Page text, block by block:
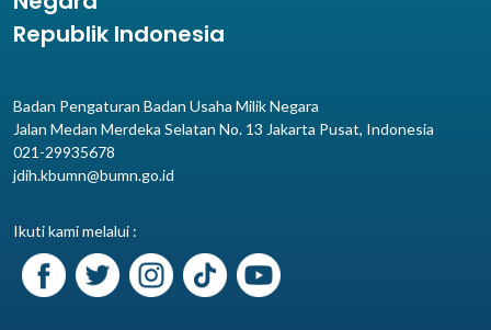
Republik Indonesia
Badan Pengaturan Badan Usaha Milik Negara
Jalan Medan Merdeka Selatan No. 13 Jakarta Pusat, Indonesia
021-29935678
jdih.kbumn@bumn.go.id
Ikuti kami melalui :